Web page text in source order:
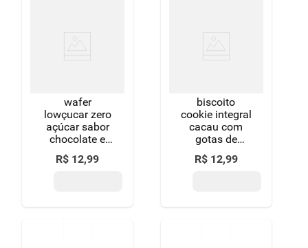
wafer
lowçucar zero
açúcar sabor
chocolate e
avelã 115g
R$ 12,99
biscoito
cookie integral
cacau com
gotas de
chocolate
vitao pacote
R$ 12,99